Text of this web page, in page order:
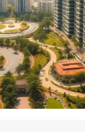
울시 거주 기간' 2가지
심사 대상자는 편리하
어려운 분들은 종전처
표 일정 선순위 신청자
우 후순위 접수는 진행
에 반드시 신청하시기